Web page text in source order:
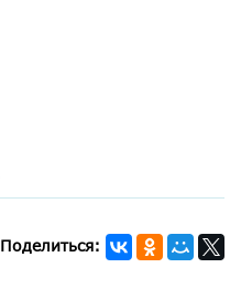
Поделиться: